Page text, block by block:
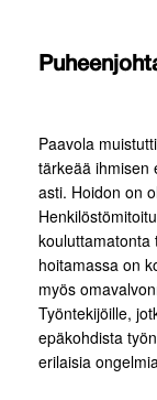
Paavola
tärkeää ihmisen
asti. Hoidon on
kouluttamatonta
hoitamassa on
myös
Työntekijöille,
epäkohdista
erilaisia